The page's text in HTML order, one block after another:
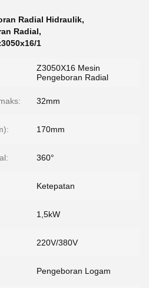
Radial Hidraulik,
Radial,
1
Z3050X16 Mesin
Pengeboran Radial
32mm
170mm
360°
Ketepatan
1,5kW
220V/380V
Pengeboran Logam